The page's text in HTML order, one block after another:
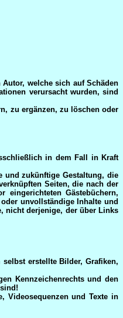
welche sich auf Schäden
verursacht wurden, sind
zu ergänzen, zu löschen oder
in dem Fall in Kraft
und zukünftige Gestaltung, die
Seiten, die nach der
Gästebüchern,
unvollständige Inhalte und
nicht derjenige, der über Links
erstellte Bilder, Grafiken,
Kennzeichenrechts und den
Videosequenzen und Texte in